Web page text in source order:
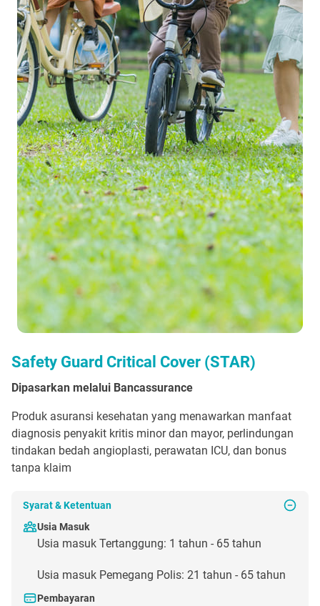
Safety Guard Critical Cover (STAR)
Dipasarkan melalui Bancassurance
Produk asuransi kesehatan yang menawarkan manfaat
diagnosis penyakit kritis minor dan mayor, perlindungan
tindakan bedah angioplasti, perawatan ICU, dan bonus
tanpa klaim
Syarat & Ketentuan
Usia Masuk
Usia masuk Tertanggung: 1 tahun - 65 tahun
Usia masuk Pemegang Polis: 21 tahun - 65 tahun
Pembayaran